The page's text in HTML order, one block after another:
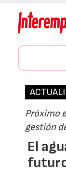
Próximo
gestión
El